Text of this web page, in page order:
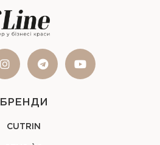
БРЕНДИ
CUTRIN